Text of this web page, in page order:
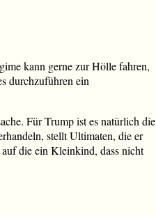
kann gerne zur Hölle fahren,
durchzuführen ein
Für Trump ist es natürlich die
stellt Ultimaten, die er
die ein Kleinkind, dass nicht